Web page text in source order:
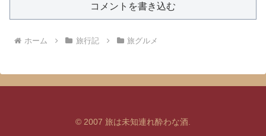
コメントを書き込む
ホーム 旅行記 旅グルメ
© 2007 旅は未知連れ酔わな酒.